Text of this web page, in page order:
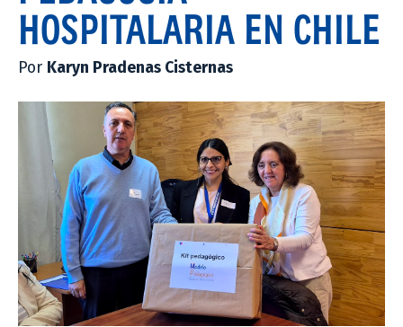
HOSPITALARIA EN CHILE
Por Karyn Pradenas Cisternas